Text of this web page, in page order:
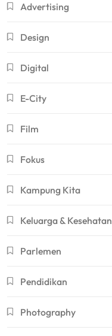
Advertising
Design
Digital
E-City
Film
Fokus
Kampung Kita
Keluarga & Kesehatan
Parlemen
Pendidikan
Photography